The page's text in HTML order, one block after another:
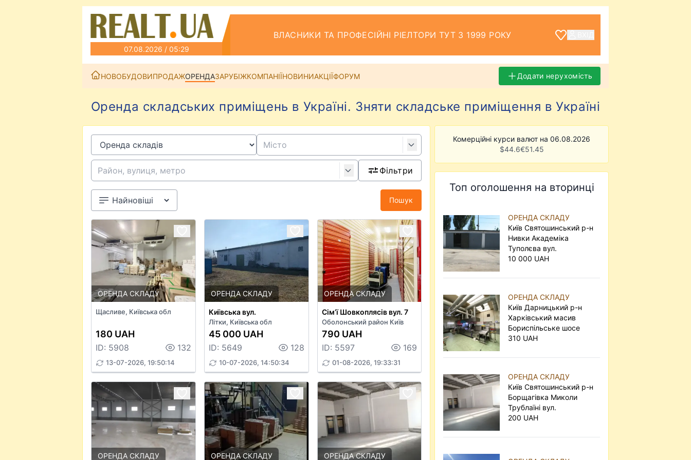
07.08.2026 / 05:29
ВЛАСНИКИ ТА ПРОФЕСІЙНІ РІЕЛТОРИ ТУТ З 1999 РОКУ
НОВОБУДОВИПРОДАЖОРЕНДАЗАРУБІЖКОМПАНІЇНОВИНИАКЦІЇФОРУМ Додати нерухомість
Оренда складських приміщень в Україні. Зняти складське приміщення в Україні
Фільтри
Пошук
ОРЕНДА СКЛАДУ
Щасливе, Київська обл
180 UAH
ID: 5908 132
13-07-2026, 19:50:14
ОРЕНДА СКЛАДУ
Київська вул.
Літки, Київська обл
45 000 UAH
ID: 5649 128
10-07-2026, 14:50:34
ОРЕНДА СКЛАДУ
Сім’ї Шовкоплясів вул. 7
Оболонський район Київ
790 UAH
ID: 5597 169
01-08-2026, 19:33:31
ОРЕНДА СКЛАДУ ОРЕНДА СКЛАДУ ОРЕНДА СКЛАДУ
Комерційні курси валют на 06.08.2026
$44.6€51.45
Топ оголошення на вторинці
ОРЕНДА СКЛАДУ
Київ Святошинський р-н
Нивки Академіка
Туполєва вул.
10 000 UAH
ОРЕНДА СКЛАДУ
Київ Дарницький р-н
Харківський масив
Бориспільське шосе
310 UAH
ОРЕНДА СКЛАДУ
Київ Святошинський р-н
Борщагівка Миколи
Трублаїні вул.
200 UAH